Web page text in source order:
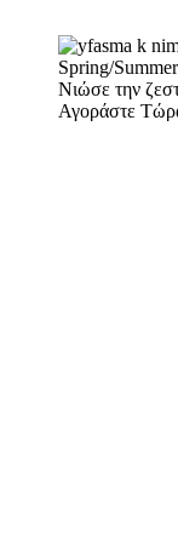
Spring/
Νιώσε την
Αγοράστε